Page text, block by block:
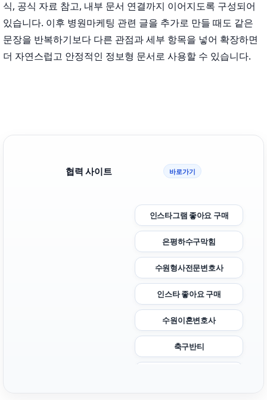
식, 공식 자료 참고, 내부 문서 연결까지 이어지도록 구성되어
있습니다. 이후 병원마케팅 관련 글을 추가로 만들 때도 같은
문장을 반복하기보다 다른 관점과 세부 항목을 넣어 확장하면
더 자연스럽고 안정적인 정보형 문서로 사용할 수 있습니다.
협력 사이트 바로가기
인스타그램 좋아요 구매
은평하수구막힘
수원형사전문변호사
인스타 좋아요 구매
수원이혼변호사
축구반티